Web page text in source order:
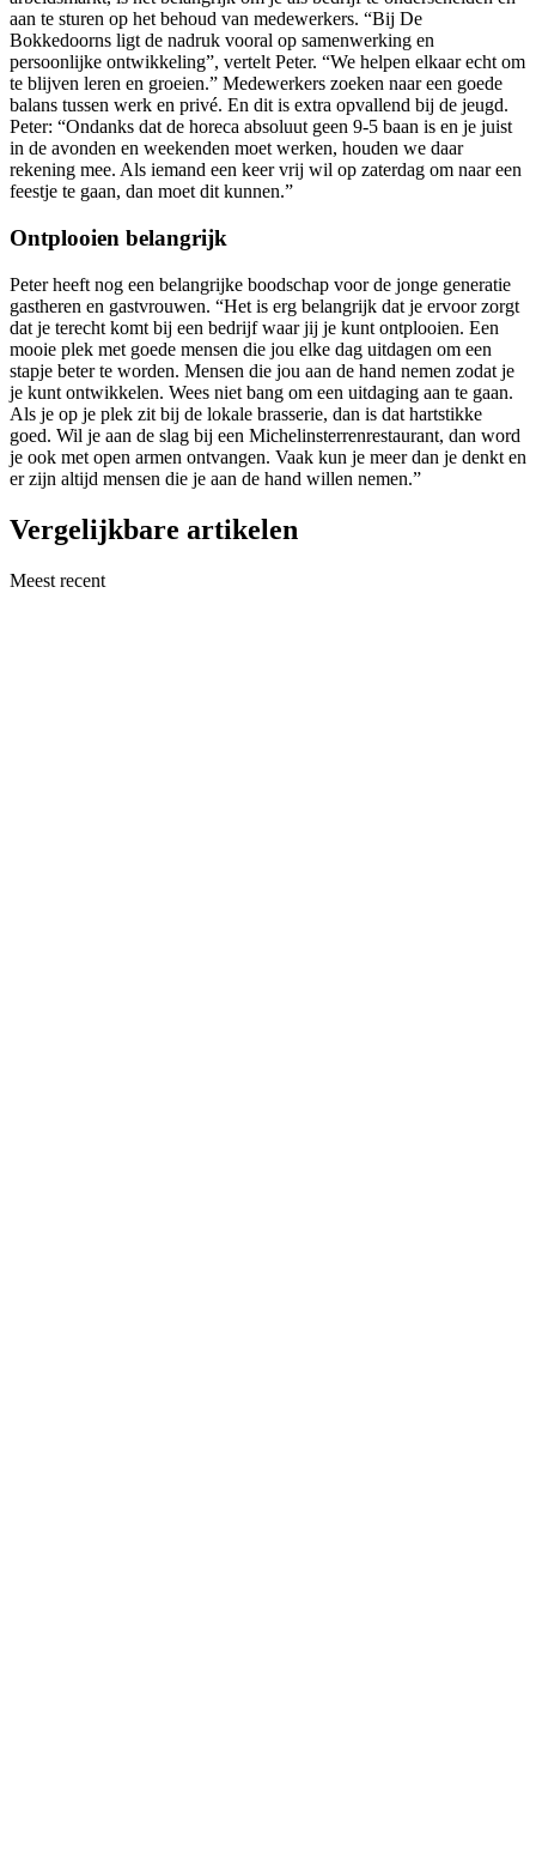
aan te sturen op het behoud van medewerkers. “Bij De
Bokkedoorns ligt de nadruk vooral op samenwerking en
persoonlijke ontwikkeling”, vertelt Peter. “We helpen elkaar echt om
te blijven leren en groeien.” Medewerkers zoeken naar een goede
balans tussen werk en privé. En dit is extra opvallend bij de jeugd.
Peter: “Ondanks dat de horeca absoluut geen 9-5 baan is en je juist
in de avonden en weekenden moet werken, houden we daar
rekening mee. Als iemand een keer vrij wil op zaterdag om naar een
feestje te gaan, dan moet dit kunnen.”
Ontplooien belangrijk
Peter heeft nog een belangrijke boodschap voor de jonge generatie
gastheren en gastvrouwen. “Het is erg belangrijk dat je ervoor zorgt
dat je terecht komt bij een bedrijf waar jij je kunt ontplooien. Een
mooie plek met goede mensen die jou elke dag uitdagen om een
stapje beter te worden. Mensen die jou aan de hand nemen zodat je
je kunt ontwikkelen. Wees niet bang om een uitdaging aan te gaan.
Als je op je plek zit bij de lokale brasserie, dan is dat hartstikke
goed. Wil je aan de slag bij een Michelinsterrenrestaurant, dan word
je ook met open armen ontvangen. Vaak kun je meer dan je denkt en
er zijn altijd mensen die je aan de hand willen nemen.”
Vergelijkbare artikelen
Meest recent